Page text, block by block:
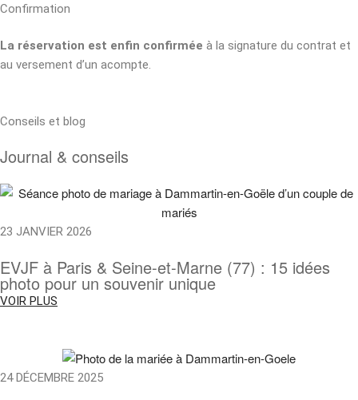
Confirmation
La réservation est enfin confirmée à la signature du contrat et
au versement d’un acompte.
Conseils et blog
Journal & conseils
23 JANVIER 2026
EVJF à Paris & Seine-et-Marne (77) : 15 idées
photo pour un souvenir unique
VOIR PLUS
24 DÉCEMBRE 2025